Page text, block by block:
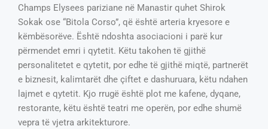
Champs Elysees pariziane në Manastir quhet Shirok
Sokak ose “Bitola Corso”, që është arteria kryesore e
këmbësorëve. Është ndoshta asociacioni i parë kur
përmendet emri i qytetit. Këtu takohen të gjithë
personalitetet e qytetit, por edhe të gjithë miqtë, partnerët
e biznesit, kalimtarët dhe çiftet e dashuruara, këtu ndahen
lajmet e qytetit. Kjo rrugë është plot me kafene, dyqane,
restorante, këtu është teatri me operën, por edhe shumë
vepra të vjetra arkitekturore.